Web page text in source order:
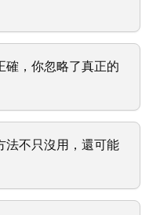
確，你忽略了真正的
法不只沒用，還可能